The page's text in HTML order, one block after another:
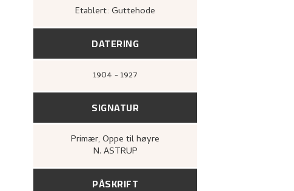
Etablert: Guttehode
DATERING
1904 - 1927
SIGNATUR
Primær, Oppe til høyre
N. ASTRUP
PÅSKRIFT